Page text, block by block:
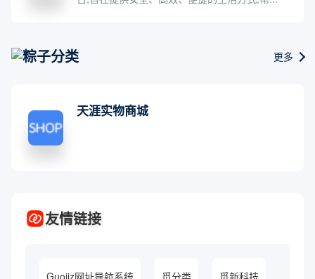
粽子分类 更多
天涯实物商城
友情链接
Guojiz网址导航系统 觅分类 觅新科技